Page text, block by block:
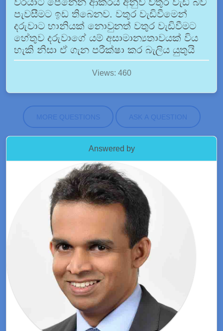
පැවසීමට ඉඩ තිබෙනව. වතුර වැඩිවීමෙන්
දරුවාට හානියක් නොවුනත් වතුර වැඩිවීමට
හේතුව දරුවාගේ යම් අසාමාන්‍යතාවයක් විය
හැකි නිසා ඒ ගැන පරීක්ෂා කර බැලිය යුතුයි
Views: 460
MORE QUESTIONS ASK A QUESTION
Answered by